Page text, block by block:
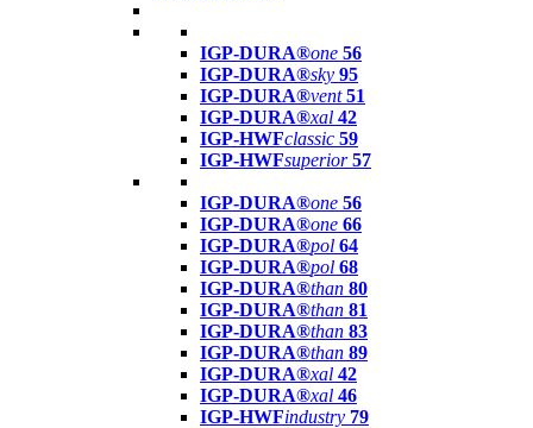
IGP-DURA®one 56
IGP-DURA®sky 95
IGP-DURA®vent 51
IGP-DURA®xal 42
IGP-HWFclassic 59
IGP-HWFsuperior 57
IGP-DURA®one 56
IGP-DURA®one 66
IGP-DURA®pol 64
IGP-DURA®pol 68
IGP-DURA®than 80
IGP-DURA®than 81
IGP-DURA®than 83
IGP-DURA®than 89
IGP-DURA®xal 42
IGP-DURA®xal 46
IGP-HWFindustry 79